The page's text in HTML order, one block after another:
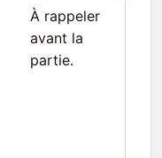
À rappeler
avant la
partie.